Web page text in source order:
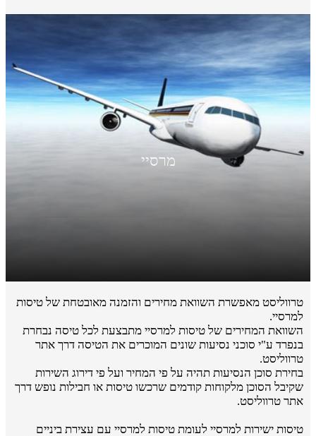
מרסיי
טרווליסט מאפשרת השוואת מחירים והזמנה מאובטחת של טיסות
למרסיי.
השוואת המחירים של טיסות למרסיי מתבצעת לכל טיסה נבחרת
בנפרד ע"י סוכני נסיעות שונים המוכרים את הטיסה דרך אתר
טרווליסט.
בחירת סוכן הנסיעות תהיה על פי המחיר ועל פי דירוג השירות
שקיבל הסוכן מלקוחות קודמים שרכשו טיסות או חבילות נופש דרך
אתר טרווליסט.
טיסות ישירות למרסיי לעומת טיסות למרסיי עם עצירת ביניים